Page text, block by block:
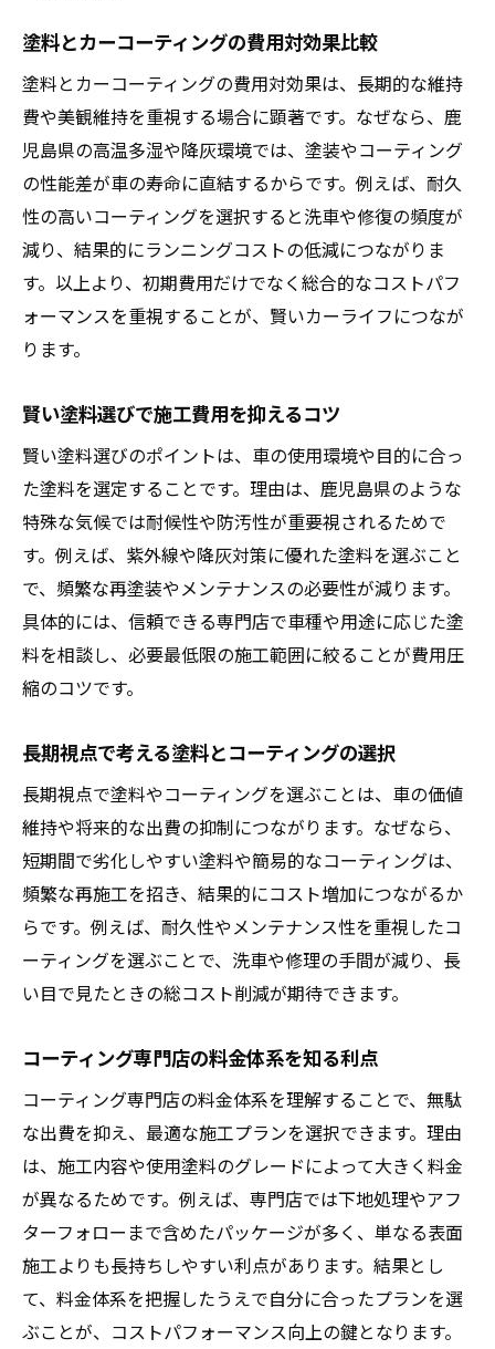
塗料とカーコーティングの費用対効果比較
塗料とカーコーティングの費用対効果は、長期的な維持
費や美観維持を重視する場合に顕著です。なぜなら、鹿
児島県の高温多湿や降灰環境では、塗装やコーティング
の性能差が車の寿命に直結するからです。例えば、耐久
性の高いコーティングを選択すると洗車や修復の頻度が
減り、結果的にランニングコストの低減につながりま
す。以上より、初期費用だけでなく総合的なコストパフ
ォーマンスを重視することが、賢いカーライフにつなが
ります。
賢い塗料選びで施工費用を抑えるコツ
賢い塗料選びのポイントは、車の使用環境や目的に合っ
た塗料を選定することです。理由は、鹿児島県のような
特殊な気候では耐候性や防汚性が重要視されるためで
す。例えば、紫外線や降灰対策に優れた塗料を選ぶこと
で、頻繁な再塗装やメンテナンスの必要性が減ります。
具体的には、信頼できる専門店で車種や用途に応じた塗
料を相談し、必要最低限の施工範囲に絞ることが費用圧
縮のコツです。
長期視点で考える塗料とコーティングの選択
長期視点で塗料やコーティングを選ぶことは、車の価値
維持や将来的な出費の抑制につながります。なぜなら、
短期間で劣化しやすい塗料や簡易的なコーティングは、
頻繁な再施工を招き、結果的にコスト増加につながるか
らです。例えば、耐久性やメンテナンス性を重視したコ
ーティングを選ぶことで、洗車や修理の手間が減り、長
い目で見たときの総コスト削減が期待できます。
コーティング専門店の料金体系を知る利点
コーティング専門店の料金体系を理解することで、無駄
な出費を抑え、最適な施工プランを選択できます。理由
は、施工内容や使用塗料のグレードによって大きく料金
が異なるためです。例えば、専門店では下地処理やアフ
ターフォローまで含めたパッケージが多く、単なる表面
施工よりも長持ちしやすい利点があります。結果とし
て、料金体系を把握したうえで自分に合ったプランを選
ぶことが、コストパフォーマンス向上の鍵となります。